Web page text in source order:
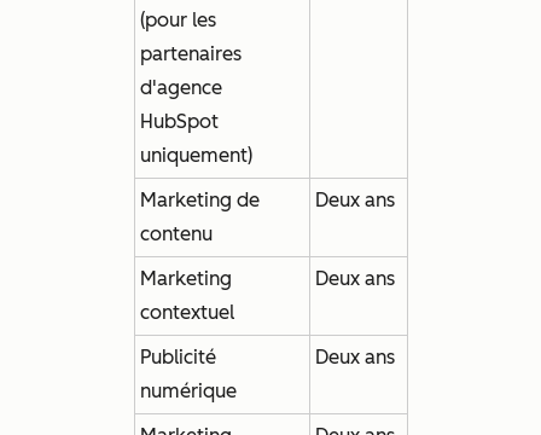
(pour les
partenaires
d'agence
HubSpot
uniquement)
Marketing de
contenu
Deux ans
Marketing
contextuel
Deux ans
Publicité
numérique
Deux ans